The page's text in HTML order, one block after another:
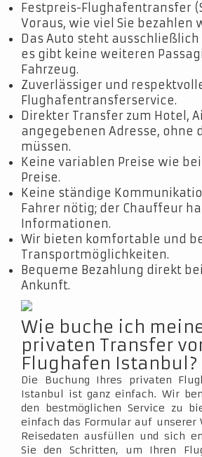
Festpreis-Flughafentransfer
Voraus, wie viel Sie bezahlen
Das Auto steht ausschließlich
es gibt keine weiteren
Fahrzeug.
Zuverlässiger und
Flughafentransferservice.
Direkter Transfer zum Hotel,
angegebenen Adresse, ohne
müssen.
Keine variablen Preise wie
Preise.
Keine ständige
Fahrer nötig; der Chauffeur
Informationen.
Wir bieten komfortable und
Transportmöglichkeiten.
Bequeme Bezahlung direkt
Ankunft.
Wie buche ich
privaten Transfer
Flughafen Istanbul?
Die Buchung Ihres privaten
Istanbul ist ganz einfach. Wir
den bestmöglichen Service zu
einfach das Formular auf unserer
Reisedaten ausfüllen und sich
Sie den Schritten, um Ihren